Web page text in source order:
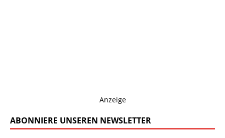
Anzeige
ABONNIERE UNSEREN NEWSLETTER